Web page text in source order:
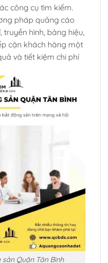
công cụ tìm kiếm.
pháp quảng cáo
hình, bảng hiệu,
cận khách hàng một
và tiết kiệm chi phí
Quận Tân Bình